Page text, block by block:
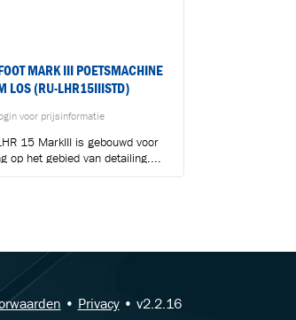
MARK III POETSMACHINE
LOS (RU-LHR15IIISTD)
voor prijsinformatie
15 MarkIII is gebouwd voor
op het gebied van detailing....
• Privacy• v2.2.16